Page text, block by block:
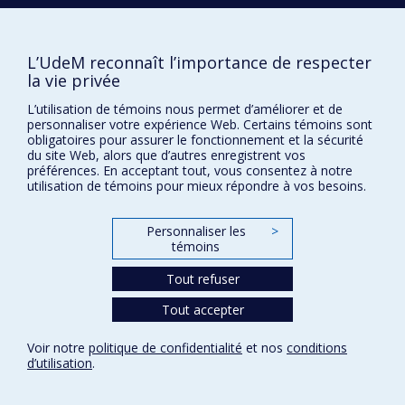
Comment soutenir le Département?
Plan du site
Signaler une erreur
Accessibilité
FACULTÉ DES ARTS ET DES SCIENCES
Nos départements et écoles
Université de
L’UdeM reconnaît l’importance de respecter
la vie privée
L’utilisation de témoins nous permet d’améliorer et de
personnaliser votre expérience Web. Certains témoins sont
obligatoires pour assurer le fonctionnement et la sécurité
du site Web, alors que d’autres enregistrent vos
préférences. En acceptant tout, vous consentez à notre
utilisation de témoins pour mieux répondre à vos besoins.
Personnaliser les
témoins
>
Tout refuser
Tout accepter
Voir notre politique de confidentialité et nos conditions
d’utilisation.